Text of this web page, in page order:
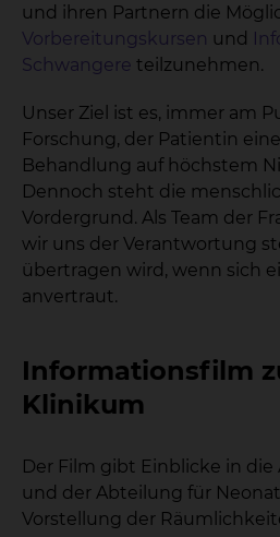
und ihren Partnern die
Vorbereitungskursen und
Schwangere teilzunehmen.
Unser Ziel ist es, immer am
Forschung, der Patientin
Behandlung auf höchstem
Dennoch steht die
Vordergrund. Als Team der
wir uns der Verantwortung
übertragen wird, wenn sich
anvertraut.
Informationsfilm
Klinikum
Der Film gibt Einblicke in die
und der Abteilung für
Vorstellung der